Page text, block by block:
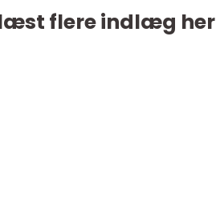
flere indlæg her